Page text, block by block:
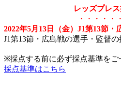
レッズプレ
・・・・・
2022年5月13日（金）J1第13節・
J1第13節・広島戦の選手・監督の
※採点する前に必ず採点基準をご
採点基準はこちら